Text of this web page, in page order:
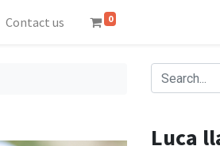
Contact us 0
Luca